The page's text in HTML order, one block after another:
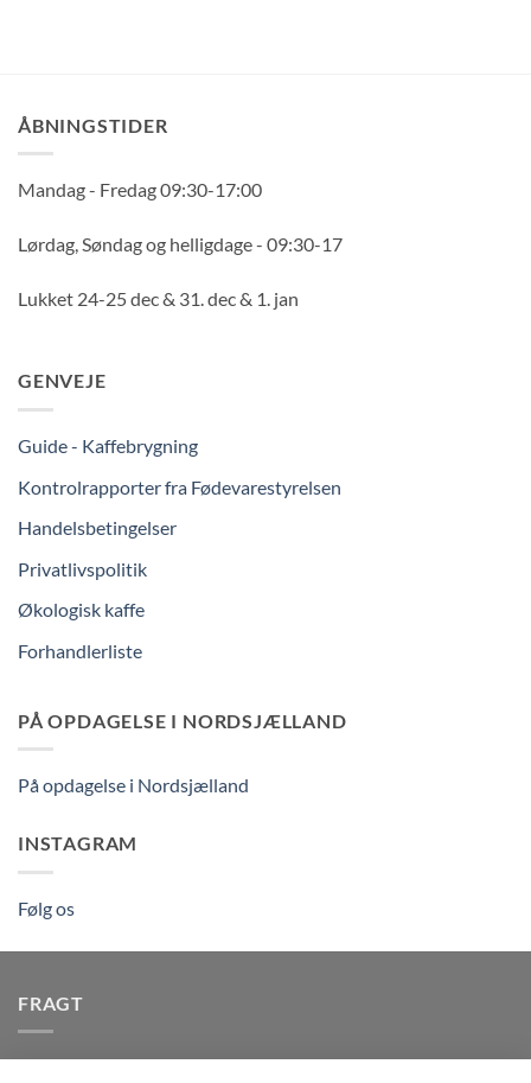
ÅBNINGSTIDER
Mandag - Fredag 09:30-17:00
Lørdag, Søndag og helligdage - 09:30-17
Lukket 24-25 dec & 31. dec & 1. jan
GENVEJE
Guide - Kaffebrygning
Kontrolrapporter fra Fødevarestyrelsen
Handelsbetingelser
Privatlivspolitik
Økologisk kaffe
Forhandlerliste
PÅ OPDAGELSE I NORDSJÆLLAND
På opdagelse i Nordsjælland
INSTAGRAM
Følg os
FRAGT